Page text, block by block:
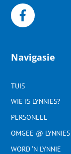
Navigasie
TUIS
WIE IS LYNNIES?
PERSONEEL
OMGEE @ LYNNIES
WORD ‘N LYNNIE